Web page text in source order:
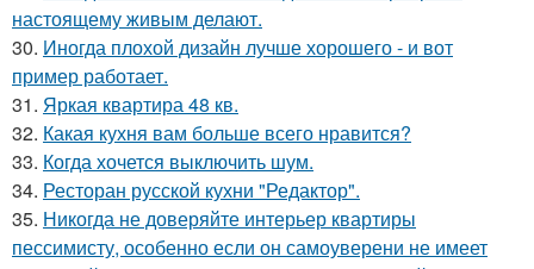
настоящему живым делают.
30. Иногда плохой дизайн лучше хорошего - и вот
пример работает.
31. Яркая квартира 48 кв.
32. Какая кухня вам больше всего нравится?
33. Когда хочется выключить шум.
34. Ресторан русской кухни "Редактор".
35. Никогда не доверяйте интерьер квартиры
пессимисту, особенно если он самоуверени не имеет